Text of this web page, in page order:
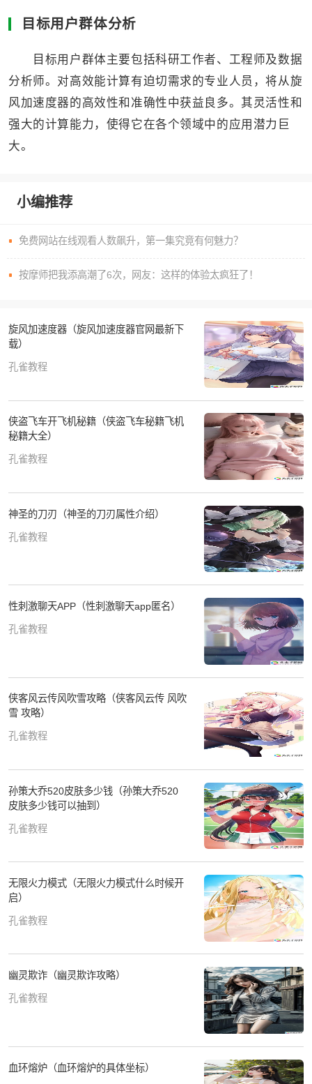
目标用户群体分析
目标用户群体主要包括科研工作者、工程师及数据
分析师。对高效能计算有迫切需求的专业人员，将从旋
风加速度器的高效性和准确性中获益良多。其灵活性和
强大的计算能力，使得它在各个领域中的应用潜力巨
大。
小编推荐
免费网站在线观看人数飙升，第一集究竟有何魅力？
按摩师把我添高潮了6次，网友：这样的体验太疯狂了！
旋风加速度器（旋风加速度器官网最新下
载）
孔雀教程
侠盗飞车开飞机秘籍（侠盗飞车秘籍飞机
秘籍大全）
孔雀教程
神圣的刀刃（神圣的刀刃属性介绍）
孔雀教程
性刺激聊天APP（性刺激聊天app匿名）
孔雀教程
侠客风云传风吹雪攻略（侠客风云传 风吹
雪 攻略）
孔雀教程
孙策大乔520皮肤多少钱（孙策大乔520
皮肤多少钱可以抽到）
孔雀教程
无限火力模式（无限火力模式什么时候开
启）
孔雀教程
幽灵欺诈（幽灵欺诈攻略）
孔雀教程
血环熔炉（血环熔炉的具体坐标）